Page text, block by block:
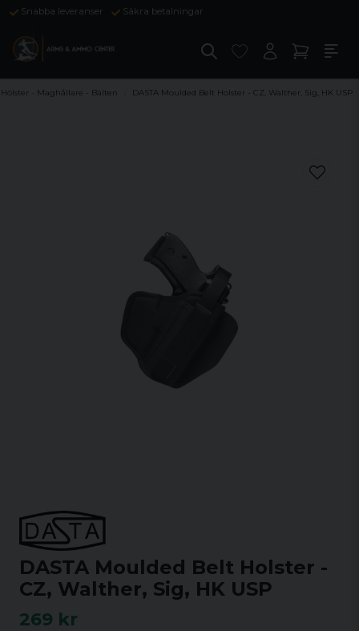
Snabba leveranser Säkra betalningar
Hölster - Maghållare - Bälten DASTA Moulded Belt Holster - CZ, Walther, Sig, HK USP
DASTA Moulded Belt Holster -
CZ, Walther, Sig, HK USP
269 kr